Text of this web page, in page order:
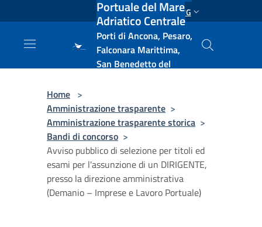
Salta al contenuto principale ENG
Portuale del Mare
Adriatico Centrale
Porti di Ancona, Pesaro,
Falconara Marittima,
San Benedetto del
Home >
Amministrazione trasparente >
Amministrazione trasparente storica >
Bandi di concorso >
Avviso pubblico di selezione per titoli ed
esami per l'assunzione di un DIRIGENTE,
presso la direzione amministrativa
(Demanio – Imprese e Lavoro Portuale)